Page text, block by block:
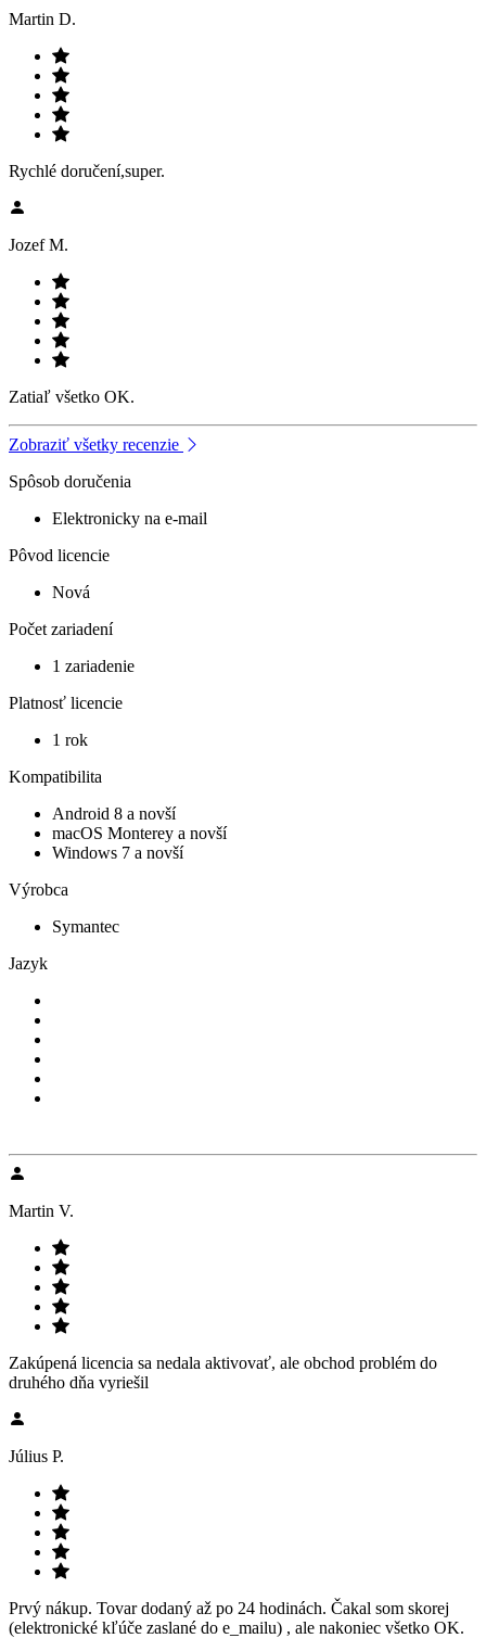
Martin D.
Rychlé doručení,super.
Jozef M.
Zatiaľ všetko OK.
Zobraziť všetky recenzie
Spôsob doručenia
Elektronicky na e-mail
Pôvod licencie
Nová
Počet zariadení
1 zariadenie
Platnosť licencie
1 rok
Kompatibilita
Android 8 a novší
macOS Monterey a novší
Windows 7 a novší
Výrobca
Symantec
Jazyk
Martin V.
Zakúpená licencia sa nedala aktivovať, ale obchod problém do
druhého dňa vyriešil
Július P.
Prvý nákup. Tovar dodaný až po 24 hodinách. Čakal som skorej
(elektronické kľúče zaslané do e_mailu) , ale nakoniec všetko OK.